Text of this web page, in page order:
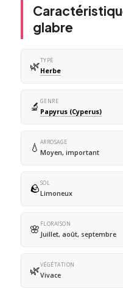
glabre
🌿TYPE
Herbe
🔬 GENRE
Papyrus (Cyperus)
💧 ARROSAGE
Moyen, important
🪨SOL
Limoneux
🌸 FLORAISON
Juillet, août, septembre
🌿VÉGÉTATION
Vivace